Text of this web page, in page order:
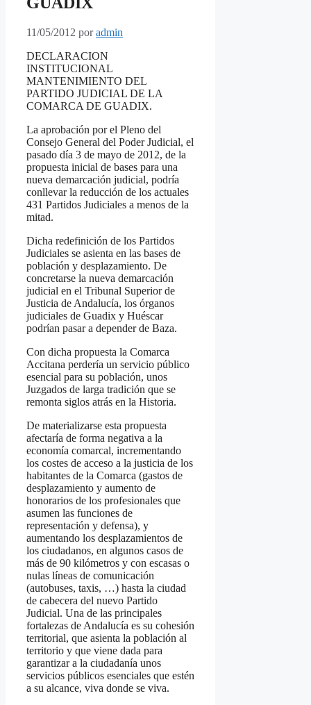
11/05/2012 poradmin
DECLARACION
INSTITUCIONAL
MANTENIMIENTO DEL
PARTIDO JUDICIAL DE LA
COMARCA DE GUADIX.
La aprobación por el Pleno del
Consejo General del Poder Judicial, el
pasado día 3 de mayo de 2012, de la
propuesta inicial de bases para una
nueva demarcación judicial, podría
conllevar la reducción de los actuales
431 Partidos Judiciales a menos de la
mitad.
Dicha redefinición de los Partidos
Judiciales se asienta en las bases de
población y desplazamiento. De
concretarse la nueva demarcación
judicial en el Tribunal Superior de
Justicia de Andalucía, los órganos
judiciales de Guadix y Huéscar
podrían pasar a depender de Baza.
Con dicha propuesta la Comarca
Accitana perdería un servicio público
esencial para su población, unos
Juzgados de larga tradición que se
remonta siglos atrás en la Historia.
De materializarse esta propuesta
afectaría de forma negativa a la
economía comarcal, incrementando
los costes de acceso a la justicia de los
habitantes de la Comarca (gastos de
desplazamiento y aumento de
honorarios de los profesionales que
asumen las funciones de
representación y defensa), y
aumentando los desplazamientos de
los ciudadanos, en algunos casos de
más de 90 kilómetros y con escasas o
nulas líneas de comunicación
(autobuses, taxis, …) hasta la ciudad
de cabecera del nuevo Partido
Judicial. Una de las principales
fortalezas de Andalucía es su cohesión
territorial, que asienta la población al
territorio y que viene dada para
garantizar a la ciudadanía unos
servicios públicos esenciales que estén
a su alcance, viva donde se viva.